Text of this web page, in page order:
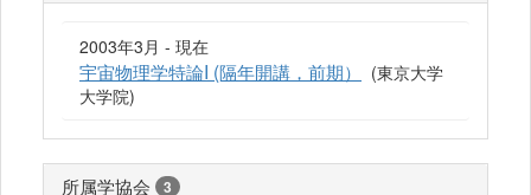
2003年3月 - 現在
宇宙物理学特論I (隔年開講，前期）
(東京大学
大学院)
所属学協会 3